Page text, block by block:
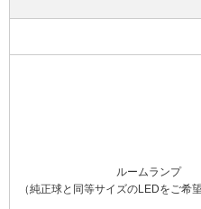
ルームランプ
（純正球と同等サイズのLEDをご希